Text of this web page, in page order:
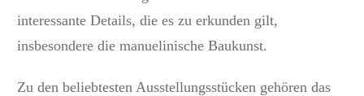
interessante Details, die es zu erkunden gilt,
insbesondere die manuelinische Baukunst.
Zu den beliebtesten Ausstellungsstücken gehören das